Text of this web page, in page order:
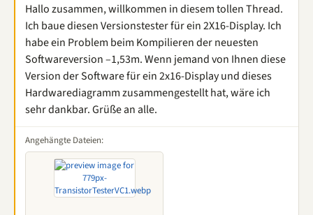
Hallo zusammen, willkommen in diesem tollen Thread.
Ich baue diesen Versionstester für ein 2X16-Display. Ich
habe ein Problem beim Kompilieren der neuesten
Softwareversion –1,53m. Wenn jemand von Ihnen diese
Version der Software für ein 2x16-Display und dieses
Hardwarediagramm zusammengestellt hat, wäre ich
sehr dankbar. Grüße an alle.
Angehängte Dateien: